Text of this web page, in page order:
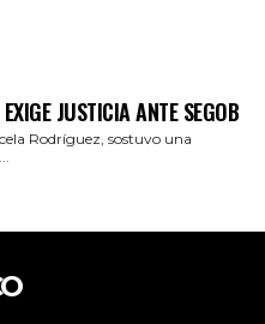
JUSTICIA ANTE SEGOB
Rodríguez, sostuvo una